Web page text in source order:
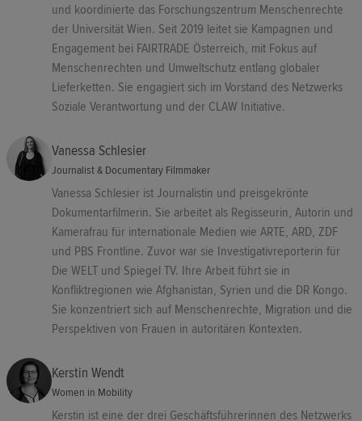
und koordinierte das Forschungszentrum Menschenrechte
der Universität Wien. Seit 2019 leitet sie Kampagnen und
Engagement bei FAIRTRADE Österreich, mit Fokus auf
Menschenrechten und Umweltschutz entlang globaler
Lieferketten. Sie engagiert sich im Vorstand des Netzwerks
Soziale Verantwortung und der CLAW Initiative.
Vanessa Schlesier
Journalist & Documentary Filmmaker
Vanessa Schlesier ist Journalistin und preisgekrönte
Dokumentarfilmerin. Sie arbeitet als Regisseurin, Autorin und
Kamerafrau für internationale Medien wie ARTE, ARD, ZDF
und PBS Frontline. Zuvor war sie Investigativreporterin für
Die WELT und Spiegel TV. Ihre Arbeit führt sie in
Konfliktregionen wie Afghanistan, Syrien und die DR Kongo.
Sie konzentriert sich auf Menschenrechte, Migration und die
Perspektiven von Frauen in autoritären Kontexten.
Kerstin Wendt
Women in Mobility
Kerstin ist eine der drei Geschäftsführerinnen des Netzwerks